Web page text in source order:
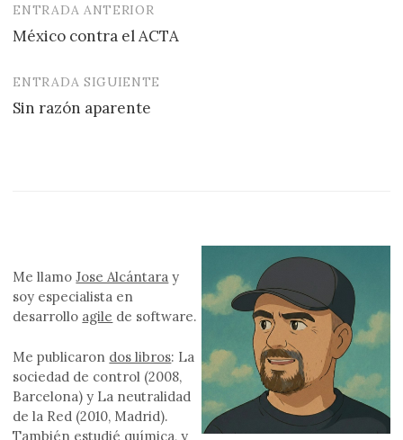
Navegación
de
entradas
ENTRADA ANTERIOR
México contra el ACTA
ENTRADA SIGUIENTE
Sin razón aparente
Me llamoJose Alcántara y
soy especialista en
desarrollo agile de software.
Me publicaron dos libros: La
sociedad de control (2008,
Barcelona) y La neutralidad
de la Red (2010, Madrid).
También estudié química, y